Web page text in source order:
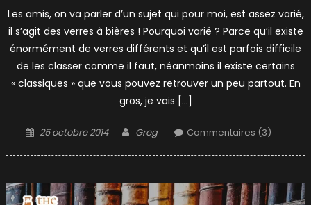
Les amis, on va parler d’un sujet qui pour moi, est assez varié,
il s’agit des verres à bières ! Pourquoi varié ? Parce qu’il existe
énormément de verres différents et qu’il est parfois difficile
de les classer comme il faut, néanmoins il existe certains
« classiques » que vous pouvez retrouver un peu partout. En
gros, je vais […]
Posted
25 octobre 2014 Author
Greg Commentaires (3)